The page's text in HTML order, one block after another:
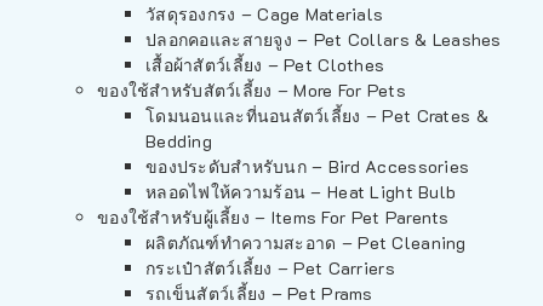
วัสดุรองกรง – Cage Materials
ปลอกคอและสายจูง – Pet Collars & Leashes
เสื้อผ้าสัตว์เลี้ยง – Pet Clothes
ของใช้สำหรับสัตว์เลี้ยง – More For Pets
โดมนอนและที่นอนสัตว์เลี้ยง – Pet Crates &
Bedding
ของประดับสำหรับนก – Bird Accessories
หลอดไฟให้ความร้อน – Heat Light Bulb
ของใช้สำหรับผู้เลี้ยง – Items For Pet Parents
ผลิตภัณฑ์ทำความสะอาด – Pet Cleaning
กระเป๋าสัตว์เลี้ยง – Pet Carriers
รถเข็นสัตว์เลี้ยง – Pet Prams